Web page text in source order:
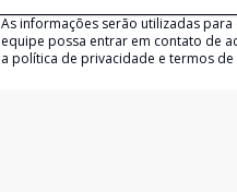
As informações serão utilizadas para
equipe possa entrar em contato de
a política de privacidade e termos de